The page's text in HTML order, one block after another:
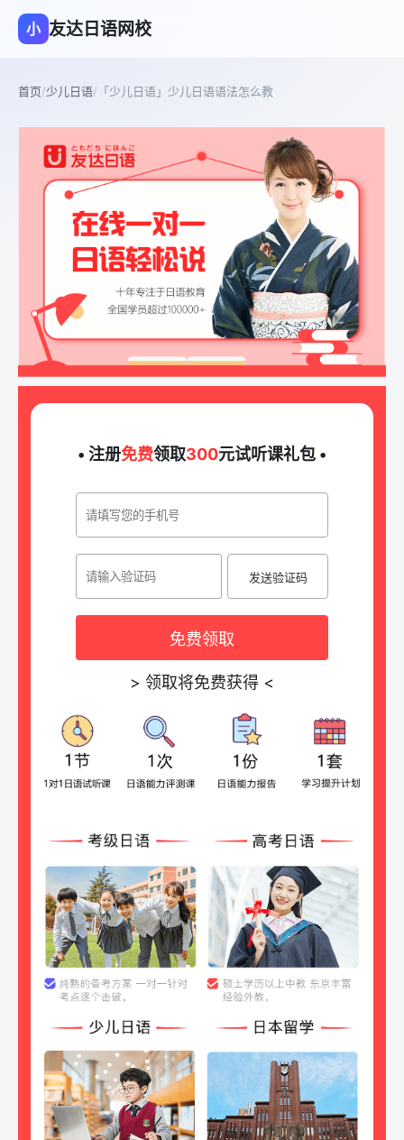
小 友达日语网校
首页/少儿日语/ 「少儿日语」少儿日语语法怎么教
• 注册免费领取300元试听课礼包 •
发送验证码
免费领取
> 领取将免费获得 <